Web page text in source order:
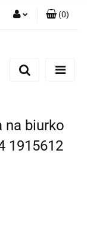
się
(0)
na biurko
1915612